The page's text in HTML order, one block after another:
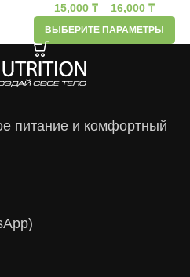
15,000 ₸ – 16,000 ₸
ВЫБЕРИТЕ ПАРАМЕТРЫ
питание и комфортный